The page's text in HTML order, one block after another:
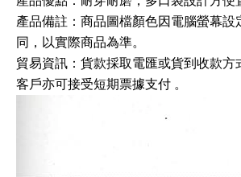
產品備註：商品圖檔顏色因電腦螢幕設
同，以實際商品為準。
貿易資訊 ： 貨款採取電匯或貨到收款方
客戶亦可接受短期票據支付 。